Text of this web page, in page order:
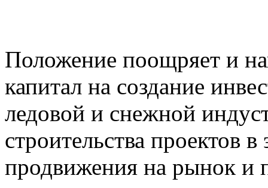
Положение поощряет и
капитал на создание
ледовой и снежной
строительства проектов
продвижения на рынок и